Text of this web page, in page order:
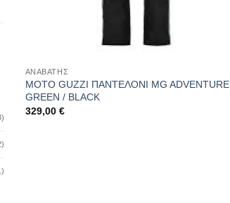
ΑΝΑΒΑΤΗΣ
MOTO GUZZI ΠΑΝΤΕΛΟΝΙ MG ADVENTURE
GREEN / BLACK
329,00 €